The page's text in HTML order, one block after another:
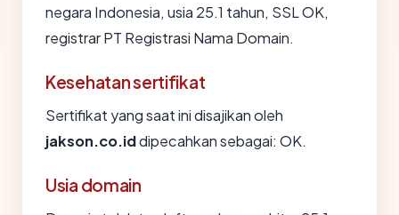
negara Indonesia, usia 25.1 tahun, SSL OK,
registrar PT Registrasi Nama Domain.
Kesehatan sertifikat
Sertifikat yang saat ini disajikan oleh
jakson.co.iddipecahkan sebagai: OK.
Usia domain